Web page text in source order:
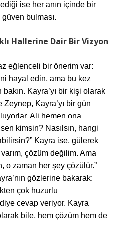
ise her anın içinde bir
bulması.
Hallerine Dair Bir Vizyon
eğlenceli bir önerim var:
hayal edin, ama bu kez
bakın. Kayra’yı bir kişi olarak
Zeynep, Kayra’yı bir gün
Ali hemen ona
kimsin? Nasılsın, hangi
Kayra ise, gülerek
çözüm değilim. Ama
o zaman her şey çözülür.”
gözlerine bakarak:
çok huzurlu
cevap veriyor. Kayra
bile, hem çözüm hem de